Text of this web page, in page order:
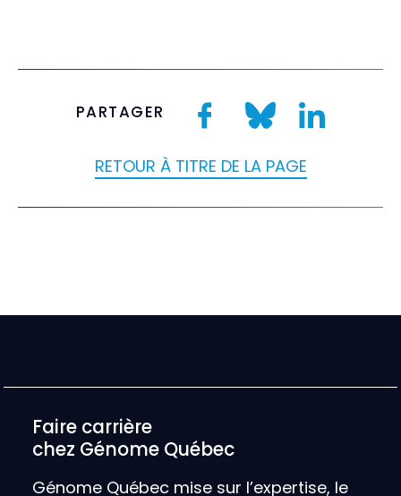
PARTAGER
RETOUR À TITRE DE LA PAGE
Faire carrière
chez Génome Québec
Génome Québec mise sur l’expertise, le